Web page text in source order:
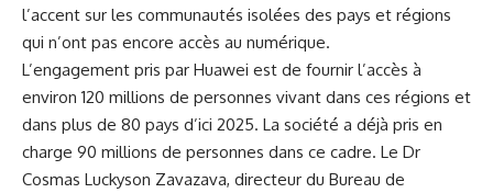
l’accent sur les communautés isolées des pays et régions
qui n’ont pas encore accès au numérique.
L’engagement pris par Huawei est de fournir l’accès à
environ 120 millions de personnes vivant dans ces régions et
dans plus de 80 pays d’ici 2025. La société a déjà pris en
charge 90 millions de personnes dans ce cadre. Le Dr
Cosmas Luckyson Zavazava, directeur du Bureau de